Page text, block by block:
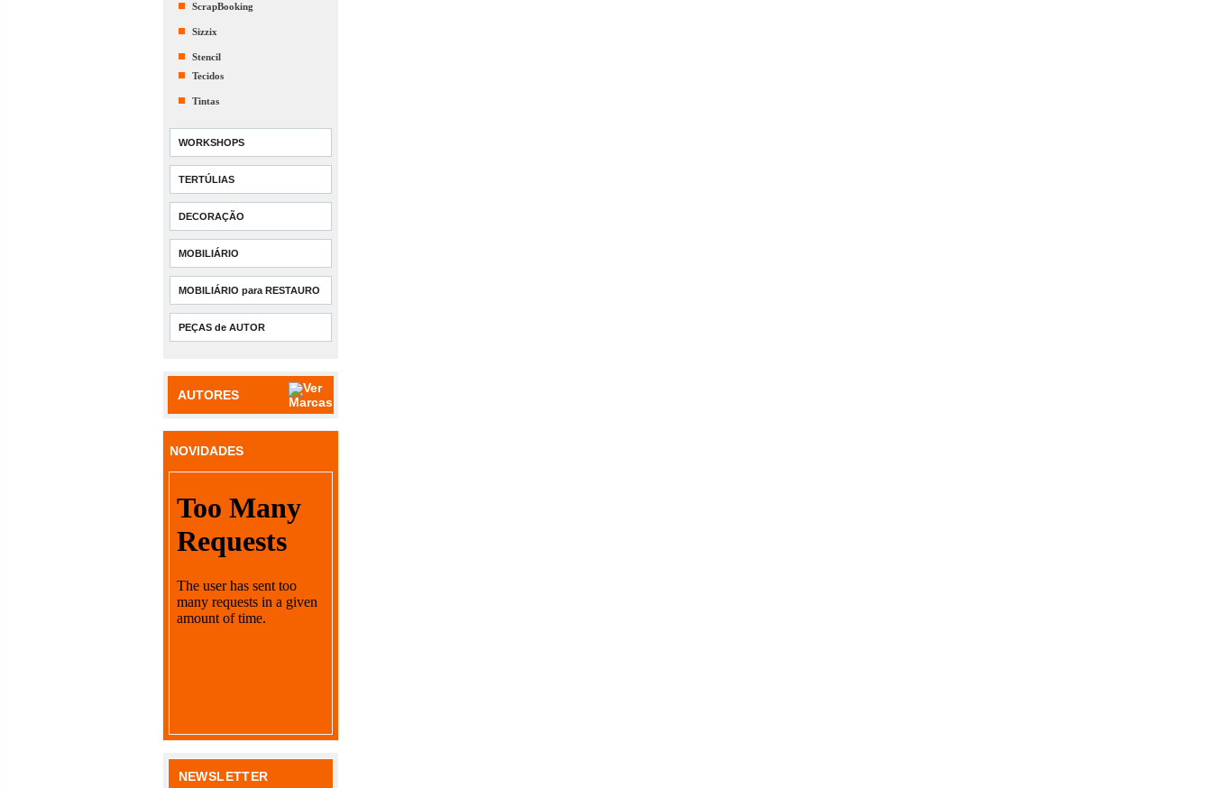
ScrapBooking
Sizzix
Stencil
Tecidos
Tintas
WORKSHOPS
TERTÚLIAS
DECORAÇÃO
MOBILIÁRIO
MOBILIÁRIO para RESTAURO
PEÇAS de AUTOR
AUTORES
NOVIDADES
NEWSLETTER